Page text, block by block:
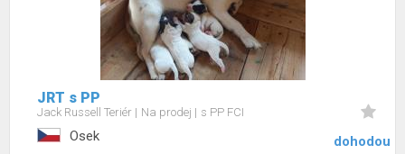
JRT s PP
Jack Russell Teriér Na prodej s PP FCI
Osek dohodou